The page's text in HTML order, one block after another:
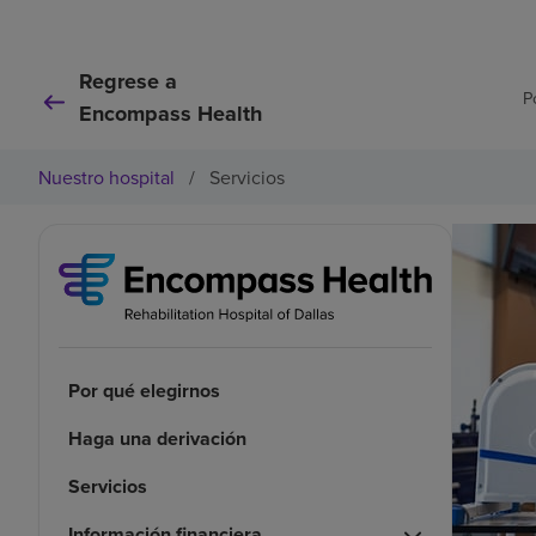
Regrese a
Encompass Health
Nuestro hospital / Servicios
Por qué elegirnos
Haga una derivación
Servicios